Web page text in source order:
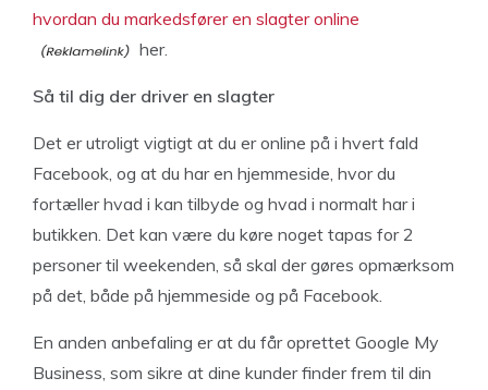
hvordan du markedsfører en slagter online
her.
Så til dig der driver en slagter
Det er utroligt vigtigt at du er online på i hvert fald
Facebook, og at du har en hjemmeside, hvor du
fortæller hvad i kan tilbyde og hvad i normalt har i
butikken. Det kan være du køre noget tapas for 2
personer til weekenden, så skal der gøres opmærksom
på det, både på hjemmeside og på Facebook.
En anden anbefaling er at du får oprettet Google My
Business, som sikre at dine kunder finder frem til din